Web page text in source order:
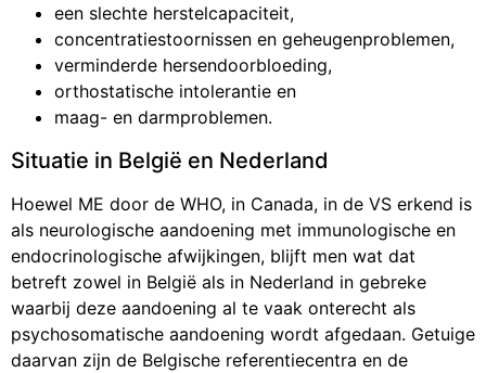
een slechte herstelcapaciteit,
concentratiestoornissen en geheugenproblemen,
verminderde hersendoorbloeding,
orthostatische intolerantie en
maag- en darmproblemen.
Situatie in België en Nederland
Hoewel ME door de WHO, in Canada, in de VS erkend is
als neurologische aandoening met immunologische en
endocrinologische afwijkingen, blijft men wat dat
betreft zowel in België als in Nederland in gebreke
waarbij deze aandoening al te vaak onterecht als
psychosomatische aandoening wordt afgedaan. Getuige
daarvan zijn de Belgische referentiecentra en de